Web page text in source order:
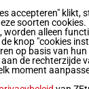
accepteren" klikt,
soorten cookies.
worden alleen
knop "cookies
op basis van
de rechterzijde
moment